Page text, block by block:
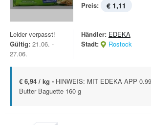
Preis: € 1,11
Leider verpasst!
Gültig: 21.06. -
27.06.
Händler: EDEKA
Stadt:
Rostock
€ 6,94 / kg - HINWEIS: MIT EDEKA APP
Butter Baguette 160 g